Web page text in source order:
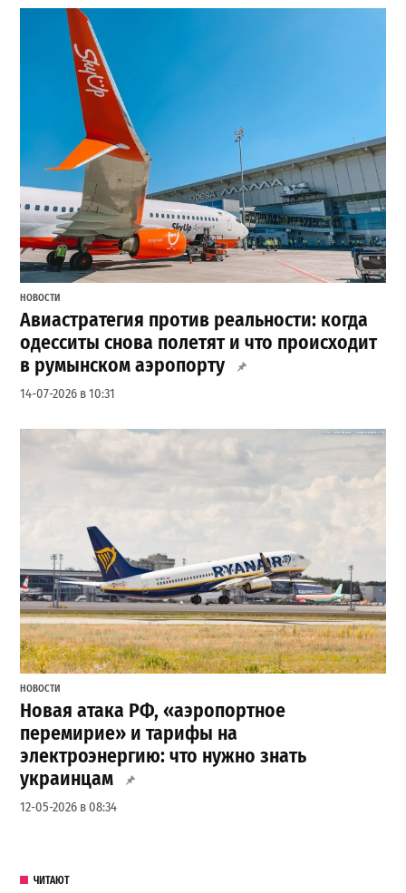
НОВОСТИ
Авиастратегия против реальности: когда
одесситы снова полетят и что происходит
в румынском аэропорту
14-07-2026 в 10:31
НОВОСТИ
Новая атака РФ, «аэропортное
перемирие» и тарифы на
электроэнергию: что нужно знать
украинцам
12-05-2026 в 08:34
ЧИТАЮТ